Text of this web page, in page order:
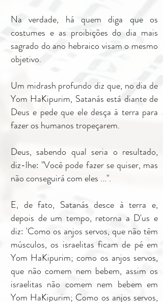
Na verdade, há quem diga que os
costumes e as proibições do dia mais
sagrado do ano hebraico visam o mesmo
objetivo.
Um midrash profundo diz que, no dia de
Yom HaKipurim, Satanás está diante de
Deus e pede que ele desça à terra para
fazer os humanos tropeçarem.
Deus, sabendo qual seria o resultado,
diz-lhe: "Você pode fazer se quiser, mas
não conseguirá com eles ...".
E, de fato, Satanás desce à terra e,
depois de um tempo, retorna a D'us e
diz: 'Como os anjos servos, que não têm
músculos, os israelitas ficam de pé em
Yom HaKipurim; como os anjos servos,
que não comem nem bebem, assim os
israelitas não comem nem bebem em
Yom HaKipurim; Como os anjos servos,